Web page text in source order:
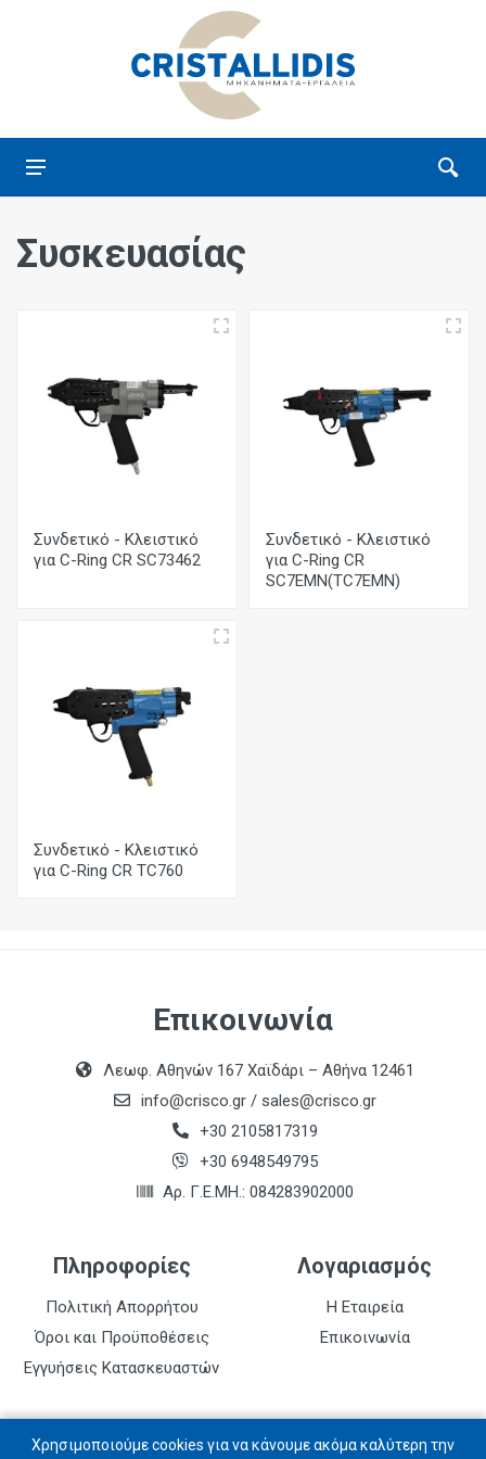
Συσκευασίας
Συνδετικό - Κλειστικό
για C-Ring CR SC73462
Συνδετικό - Κλειστικό
για C-Ring CR
SC7EMN(TC7EMN)
Συνδετικό - Κλειστικό
για C-Ring CR TC760
Επικοινωνία
Λεωφ. Αθηνών 167 Χαϊδάρι – Αθήνα 12461
info@crisco.gr / sales@crisco.gr
+30 2105817319
+30 6948549795
Αρ. Γ.Ε.ΜΗ.: 084283902000
Πληροφορίες
Πολιτική Απορρήτου
Όροι και Προϋποθέσεις
Εγγυήσεις Κατασκευαστών
Λογαριασμός
Η Εταιρεία
Επικοινωνία
Follow us
Χρησιμοποιούμε cookies για να κάνουμε ακόμα καλύτερη την